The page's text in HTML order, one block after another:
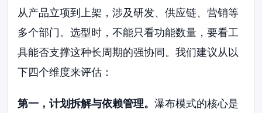
从产品立项到上架，涉及研发、供应链、营销等
多个部门。选型时，不能只看功能数量，要看工
具能否支撑这种长周期的强协同。我们建议从以
下四个维度来评估：
第一，计划拆解与依赖管理。瀑布模式的核心是